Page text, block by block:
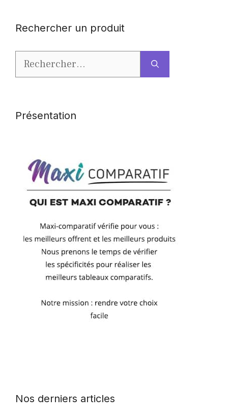
Rechercher un produit
Rechercher :
Présentation
Nos derniers articles